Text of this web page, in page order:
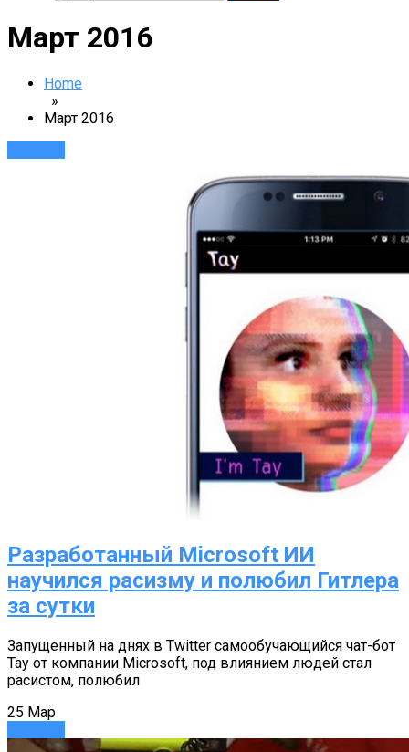
Март 2016
Home
»
Март 2016
Разработанный Microsoft ИИ
научился расизму и полюбил Гитлера
за сутки
Запущенный на днях в Twitter самообучающийся чат-бот
Tay от компании Microsoft, под влиянием людей стал
расистом, полюбил
25 Мар